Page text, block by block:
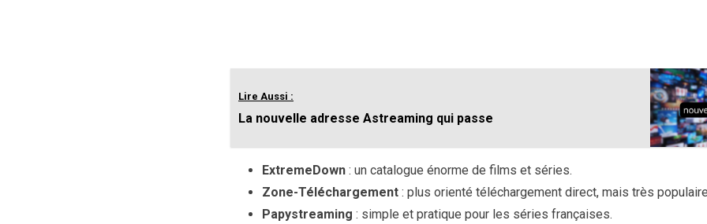
Lire Aussi :
La nouvelle adresse Astreaming qui passe
ExtremeDown : un catalogue énorme de films et séries.
Zone-Téléchargement : plus orienté téléchargement direct, mais très
Papystreaming : simple et pratique pour les séries françaises.